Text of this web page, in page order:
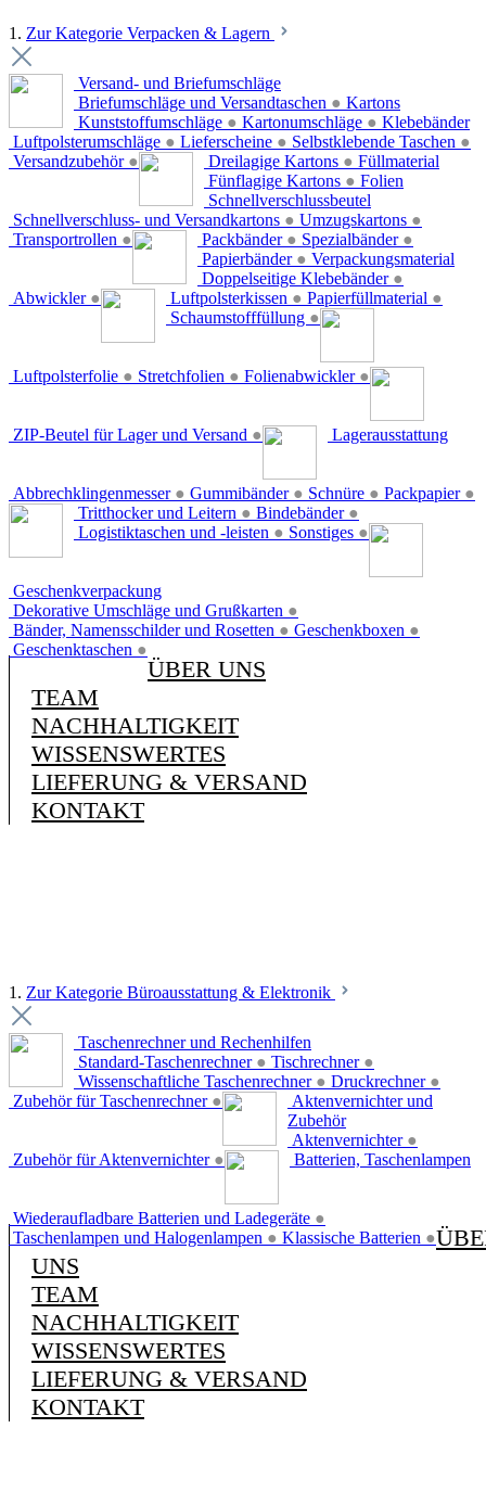
1. Zur Kategorie Verpacken & Lagern
Versand- und Briefumschläge
Briefumschläge und Versandtaschen ●
Kunststoffumschläge ● Kartonumschläge ●
Luftpolsterumschläge ● Lieferscheine ● Selbstklebende Taschen ●
Versandzubehör ●
Kartons
Dreilagige Kartons ●
Fünflagige Kartons ●
Schnellverschluss- und Versandkartons ● Umzugskartons ●
Transportrollen ●
Klebebänder
Packbänder ● Spezialbänder ●
Papierbänder ●
Doppelseitige Klebebänder ●
Abwickler ●
Füllmaterial
Luftpolsterkissen ● Papierfüllmaterial ●
Schaumstofffüllung ●
Folien
Luftpolsterfolie ● Stretchfolien ● Folienabwickler ●
Schnellverschlussbeutel
ZIP-Beutel für Lager und Versand ●
Verpackungsmaterial
Abbrechklingenmesser ● Gummibänder ● Schnüre ● Packpapier ●
Lagerausstattung
Tritthocker und Leitern ● Bindebänder ●
Logistiktaschen und -leisten ● Sonstiges ●
Geschenkverpackung
Dekorative Umschläge und Grußkarten ●
Bänder, Namensschilder und Rosetten ● Geschenkboxen ●
Geschenktaschen ●
ÜBER UNS
TEAM
NACHHALTIGKEIT
WISSENSWERTES
LIEFERUNG & VERSAND
KONTAKT
1. Zur Kategorie Büroausstattung & Elektronik
Taschenrechner und Rechenhilfen
Standard-Taschenrechner ● Tischrechner ●
Wissenschaftliche Taschenrechner ● Druckrechner ●
Zubehör für Taschenrechner ●
Aktenvernichter und
Zubehör
Aktenvernichter ●
Zubehör für Aktenvernichter ● Batterien, Taschenlampen
Wiederaufladbare Batterien und Ladegeräte ●
Taschenlampen und Halogenlampen ● Klassische Batterien ●
UNS
TEAM
NACHHALTIGKEIT
WISSENSWERTES
LIEFERUNG & VERSAND
KONTAKT